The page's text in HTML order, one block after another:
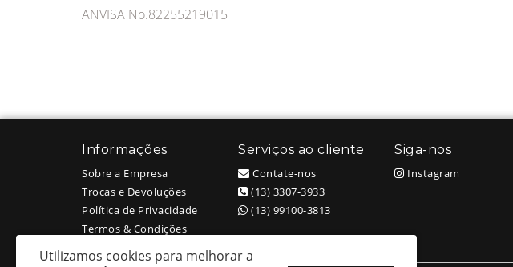
ANVISA No.82255219015
Informações
Sobre a Empresa
Trocas e Devoluções
Política de Privacidade
Termos & Condições
Serviços ao cliente
Contate-nos
(13) 3307-3933
(13) 99100-3813
Siga-nos
Instagram
Utilizamos cookies para melhorar a